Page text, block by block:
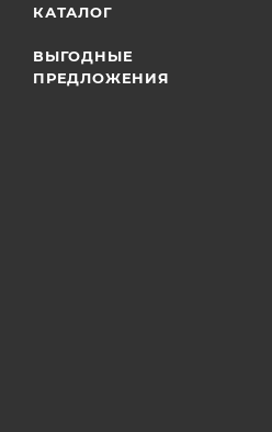
КАТАЛОГ
ВЫГОДНЫЕ
ПРЕДЛОЖЕНИЯ